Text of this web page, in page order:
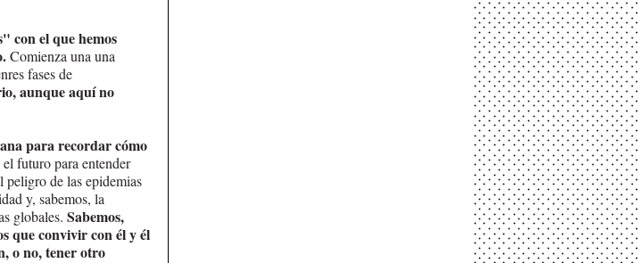
con el que hemos
Comienza una una
fases de
aunque aquí no
para recordar cómo
futuro para entender
peligro de las epidemias
y, sabemos, la
globales. Sabemos,
que convivir con él y él
o no, tener otro